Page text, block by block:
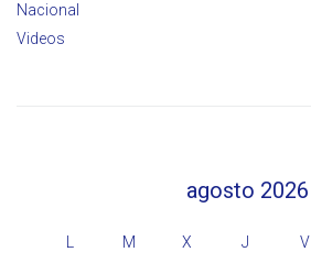
Nacional
Videos
agosto 2026
L M X J V